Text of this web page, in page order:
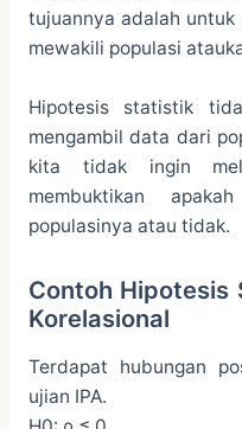
tujuannya adalah untuk
mewakili populasi
Hipotesis statistik
mengambil data dari
kita tidak ingin
membuktikan
populasinya atau tidak.
Contoh
Korelasional
Terdapat hubungan
ujian IPA.